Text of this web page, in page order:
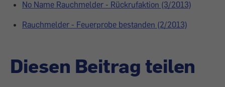
No Name Rauchmelder - Rückrufaktion (3/2013)
Rauchmelder - Feuerprobe bestanden (2/2013)
Diesen Beitrag teilen